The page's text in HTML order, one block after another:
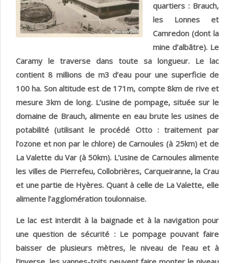
quartiers : Brauch,
les Lonnes et
Camredon (dont la
mine d’albâtre). Le
Caramy le traverse dans toute sa longueur. Le lac
contient 8 millions de m3 d’eau pour une superficie de
100 ha. Son altitude est de 171m, compte 8km de rive et
mesure 3km de long. L’usine de pompage, située sur le
domaine de Brauch, alimente en eau brute les usines de
potabilité (utilisant le procédé Otto : traitement par
l’ozone et non par le chlore) de Carnoules (à 25km) et de
La Valette du Var (à 50km). L’usine de Carnoules alimente
les villes de Pierrefeu, Collobrières, Carqueiranne, la Crau
et une partie de Hyères. Quant à celle de La Valette, elle
alimente l’agglomération toulonnaise.
Le lac est interdit à la baignade et à la navigation pour
une question de sécurité : Le pompage pouvant faire
baisser de plusieurs mètres, le niveau de l’eau et à